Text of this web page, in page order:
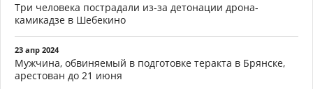
Три человека пострадали из-за детонации дрона-
камикадзе в Шебекино
23 апр 2024
Мужчина, обвиняемый в подготовке теракта в Брянске,
арестован до 21 июня